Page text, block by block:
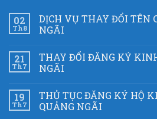
02
Th8
DỊCH VỤ THAY ĐỔI TÊN
NGÃI
21
Th7
THAY ĐỔI ĐĂNG KÝ
NGÃI
19
Th7
THỦ TỤC ĐĂNG KÝ HỘ
QUẢNG NGÃI